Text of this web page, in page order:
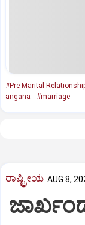
#Pre-Marital
angana
#marriage
ರಾಷ್ಟ್ರೀಯ AUG 8,